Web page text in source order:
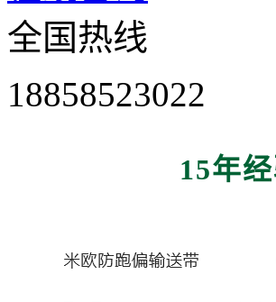
全国热线
18858523022
15年